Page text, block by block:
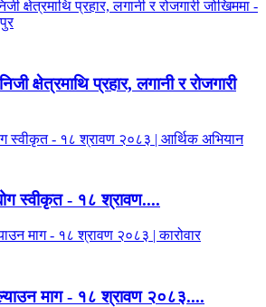
क्षेत्रमाथि प्रहार, लगानी र रोजगारी
स्वीकृत - ‍१८ श्रावण....
माग - ‍१८ श्रावण २०८३....